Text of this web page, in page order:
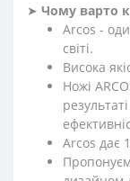
➤ Чому варто
Arcos -
світі.
Висока
Ножі
Arcos дає